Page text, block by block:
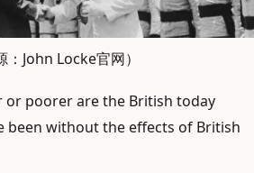
：John Locke官网）
or poorer are the British today
been without the effects of British